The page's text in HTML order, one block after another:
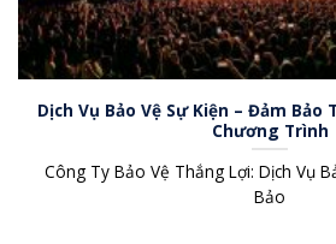
Dịch Vụ Bảo Vệ Sự Kiện – Đảm Bảo
Chương Trình
Công Ty Bảo Vệ Thắng Lợi: Dịch Vụ
Bảo